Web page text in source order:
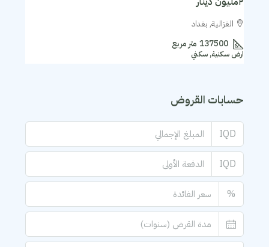
الغزالية, بغداد
137500 متر مربع
ارض سكنية, سكني
حسابات القروض
IQD
IQD
%